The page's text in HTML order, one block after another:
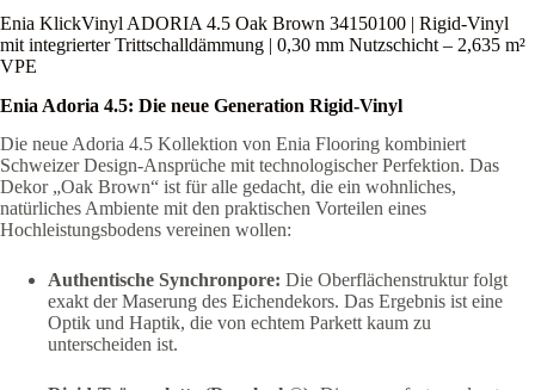
Enia KlickVinyl ADORIA 4.5 Oak Brown 34150100 | Rigid-Vinyl
mit integrierter Trittschalldämmung | 0,30 mm Nutzschicht – 2,635 m²
VPE
Enia Adoria 4.5: Die neue Generation Rigid-Vinyl
Die neue Adoria 4.5 Kollektion von Enia Flooring kombiniert
Schweizer Design-Ansprüche mit technologischer Perfektion. Das
Dekor „Oak Brown“ ist für alle gedacht, die ein wohnliches,
natürliches Ambiente mit den praktischen Vorteilen eines
Hochleistungsbodens vereinen wollen:
Authentische Synchronpore: Die Oberflächenstruktur folgt
exakt der Maserung des Eichendekors. Das Ergebnis ist eine
Optik und Haptik, die von echtem Parkett kaum zu
unterscheiden ist.